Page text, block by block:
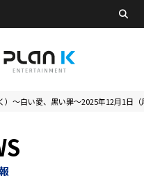
）～白い愛、黒い罪～2025年12月1日